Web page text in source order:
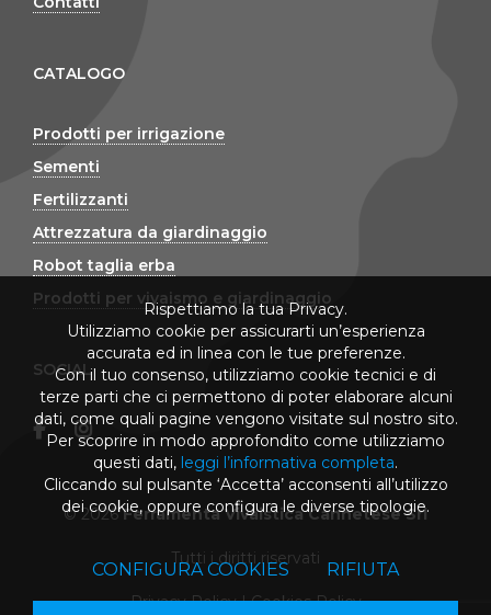
CATALOGO
Prodotti per irrigazione
Sementi
Fertilizzanti
Attrezzatura da giardinaggio
Robot taglia erba
Prodotti per vivaismo e giardinaggio
SOCIAL
© 2026Ferramenta Vivaistica Cannetese Srl
Tutti i diritti riservati
Privacy Policy|Cookies Policy
Rispettiamo la tua Privacy.
Utilizziamo cookie per assicurarti un’esperienza
accurata ed in linea con le tue preferenze.
Con il tuo consenso, utilizziamo cookie tecnici e di
terze parti che ci permettono di poter elaborare alcuni
dati, come quali pagine vengono visitate sul nostro sito.
Per scoprire in modo approfondito come utilizziamo
questi dati, leggi l’informativa completa.
Cliccando sul pulsante ‘Accetta’ acconsenti all’utilizzo
dei cookie, oppure configura le diverse tipologie.
CONFIGURA COOKIES RIFIUTA